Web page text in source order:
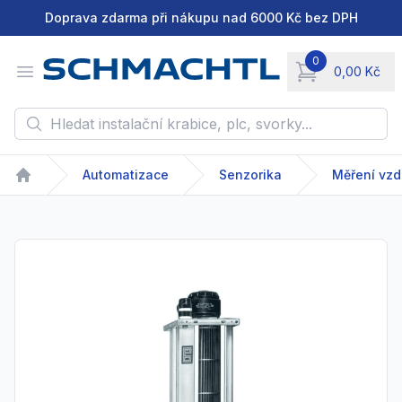
Doprava zdarma při nákupu nad 6000 Kč bez DPH
Open menu
0
0,00 Kč
items in cart,
Hledat instalační krabice, plc, svorky...
Home
Automatizace Senzorika Měření